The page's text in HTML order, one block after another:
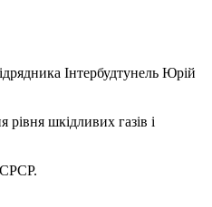
Інтербудтунель Юрій
шкідливих газів і
СРСР.